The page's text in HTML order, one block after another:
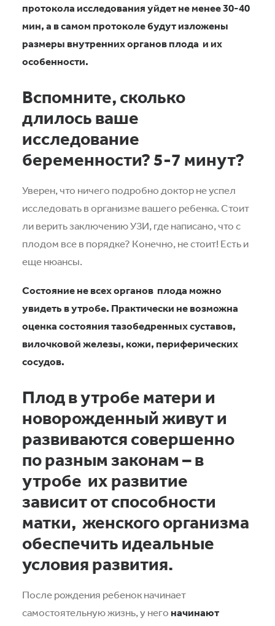
протокола исследования уйдет не менее 30-40
мин, а в самом протоколе будут изложены
размеры внутренних органов плода и их
особенности.
Вспомните, сколько
длилось ваше
исследование
беременности? 5-7 минут?
Уверен, что ничего подробно доктор не успел
исследовать в организме вашего ребенка. Стоит
ли верить заключению УЗИ, где написано, что с
плодом все в порядке? Конечно, не стоит! Есть и
еще нюансы.
Состояние не всех органов плода можно
увидеть в утробе. Практически не возможна
оценка состояния тазобедренных суставов,
вилочковой железы, кожи, периферических
сосудов.
Плод в утробе матери и
новорожденный живут и
развиваются совершенно
по разным законам – в
утробе их развитие
зависит от способности
матки, женского организма
обеспечить идеальные
условия развития.
После рождения ребенок начинает
самостоятельную жизнь, у него начинают